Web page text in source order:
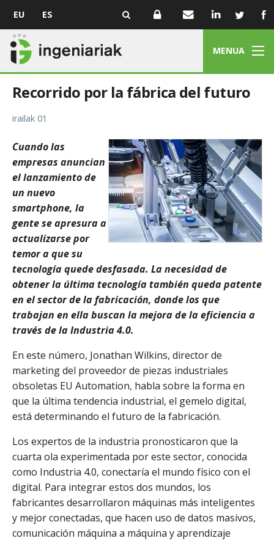
EU ES
MENUA
Recorrido por la fábrica del futuro
irailak 01
Cuando las
empresas anuncian
el lanzamiento de
un nuevo
smartphone, la
gente se apresura a
actualizarse por
temor a que su
tecnología quede desfasada. La necesidad de
obtener la última tecnología también queda patente
en el sector de la fabricación, donde los que
trabajan en ella buscan la mejora de la eficiencia a
través de la Industria 4.0.
En este número, Jonathan Wilkins, director de
marketing del proveedor de piezas industriales
obsoletas EU Automation, habla sobre la forma en
que la última tendencia industrial, el gemelo digital,
está determinando el futuro de la fabricación.
Los expertos de la industria pronosticaron que la
cuarta ola experimentada por este sector, conocida
como Industria 4.0, conectaría el mundo físico con el
digital. Para integrar estos dos mundos, los
fabricantes desarrollaron máquinas más inteligentes
y mejor conectadas, que hacen uso de datos masivos,
comunicación máquina a máquina y aprendizaje